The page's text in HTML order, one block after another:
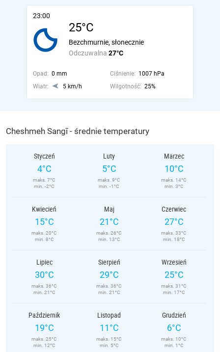
23:00
25°C
Odczuwalna 27°C
Bezchmurnie, słonecznie
Opad: 0 mm Ciśnienie: 1007 hPa
Wiatr:
5 km/h Wilgotność: 25%
Cheshmeh Sangī - średnie temperatury
Styczeń
4°C
maks. 7°C
min. -2°C
Luty
5°C
maks. 9°C
min. -1°C
Marzec
10°C
maks. 14°C
min. 3°C
Kwiecień
15°C
maks. 20°C
min. 8°C
Maj
21°C
maks. 26°C
min. 13°C
Czerwiec
27°C
maks. 33°C
min. 18°C
Lipiec
30°C
maks. 36°C
min. 21°C
Sierpień
29°C
maks. 36°C
min. 21°C
Wrzesień
25°C
maks. 31°C
min. 17°C
Październik
19°C
maks. 25°C
min. 12°C
Listopad
11°C
maks. 15°C
min. 5°C
Grudzień
6°C
maks. 10°C
min. 1°C